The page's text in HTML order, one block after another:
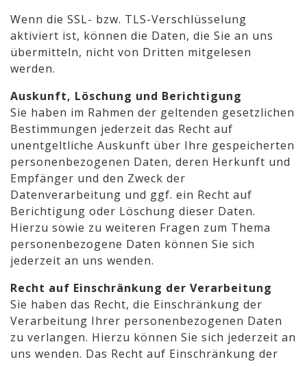
Wenn die SSL- bzw. TLS-Verschlüsselung
aktiviert ist, können die Daten, die Sie an uns
übermitteln, nicht von Dritten mitgelesen
werden.
Auskunft, Löschung und Berichtigung
Sie haben im Rahmen der geltenden gesetzlichen
Bestimmungen jederzeit das Recht auf
unentgeltliche Auskunft über Ihre gespeicherten
personenbezogenen Daten, deren Herkunft und
Empfänger und den Zweck der
Datenverarbeitung und ggf. ein Recht auf
Berichtigung oder Löschung dieser Daten.
Hierzu sowie zu weiteren Fragen zum Thema
personenbezogene Daten können Sie sich
jederzeit an uns wenden.
Recht auf Einschränkung der Verarbeitung
Sie haben das Recht, die Einschränkung der
Verarbeitung Ihrer personenbezogenen Daten
zu verlangen. Hierzu können Sie sich jederzeit an
uns wenden. Das Recht auf Einschränkung der